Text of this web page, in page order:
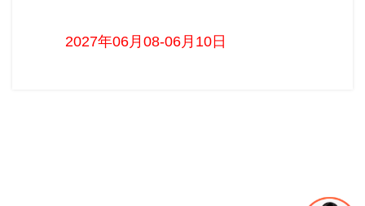
2027年06月08-06月10日 ...